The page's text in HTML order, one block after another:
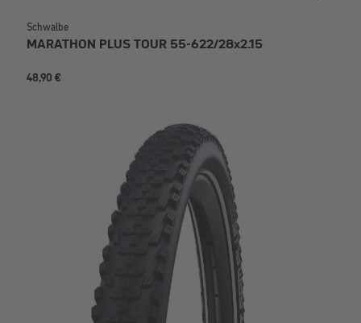
Schwalbe
MARATHON PLUS TOUR 55-622/28x2.15
48,90 €